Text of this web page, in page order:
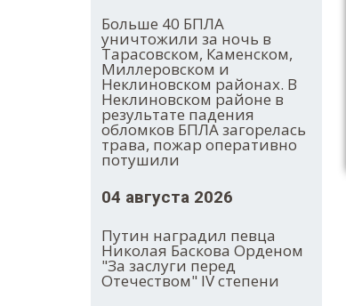
Больше 40 БПЛА
уничтожили за ночь в
Тарасовском, Каменском,
Миллеровском и
Неклиновском районах. В
Неклиновском районе в
результате падения
обломков БПЛА загорелась
трава, пожар оперативно
потушили
04 августа 2026
Путин наградил певца
Николая Баскова Орденом
"За заслуги перед
Отечеством" IV степени